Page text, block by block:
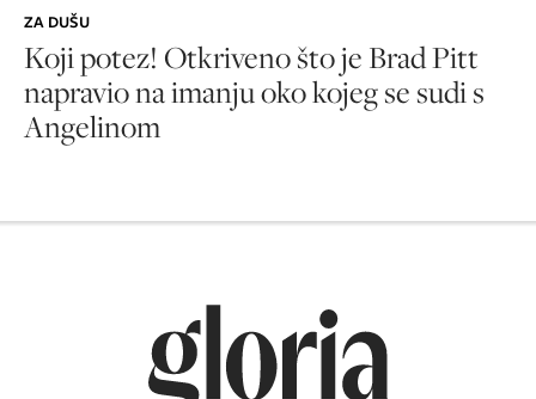
ZA DUŠU
Koji potez! Otkriveno što je Brad Pitt
napravio na imanju oko kojeg se sudi s
Angelinom